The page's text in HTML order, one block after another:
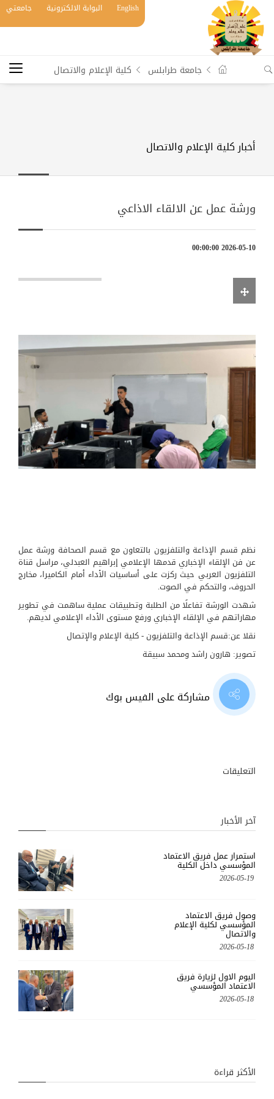
English البوابة الالكترونية جامعتي
جامعة طرابلس كلية الإعلام والاتصال
أخبار كلية الإعلام والاتصال
ورشة عمل عن الالقاء الاذاعي
2026-05-10 00:00:00
نظم قسم الإذاعة والتلفزيون بالتعاون مع قسم الصحافة ورشة عمل
عن فن الإلقاء الإخباري قدمها الإعلامي إبراهيم العبدلي، مراسل قناة
التلفزيون العربي حيث ركزت على أساسيات الأداء أمام الكاميرا، مخارج
الحروف، والتحكم في الصوت.
شهدت الورشة تفاعلًا من الطلبة وتطبيقات عملية ساهمت في تطوير
مهاراتهم في الإلقاء الإخباري ورفع مستوى الأداء الإعلامي لديهم.
نقلا عن:قسم الإذاعة والتلفزيون - كلية الإعلام والإتصال
تصوير: هارون راشد ومحمد سبيقة
مشاركة على الفيس بوك
التعليقات
آخر الأخبار
استمرار عمل فريق الاعتماد
المؤسسي داخل الكلية
2026-05-19
وصول فريق الاعتماد
المؤسسي لكلية الإعلام
والاتصال
2026-05-18
اليوم الاول لزيارة فريق
الاعتماد المؤسسي
2026-05-18
الأكثر قراءة